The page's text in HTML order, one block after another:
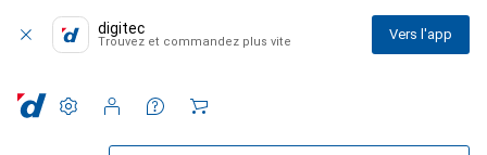
digitec
Trouvez et commandez plus vite Vers l'app
Paramètres
Compte client
Listes de comparaison
Listes d'envies
Panier